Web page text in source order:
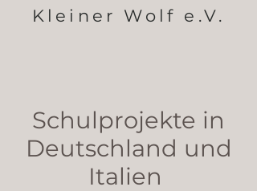
Kleiner Wolf e.V.
Schulprojekte in
Deutschland und
Italien